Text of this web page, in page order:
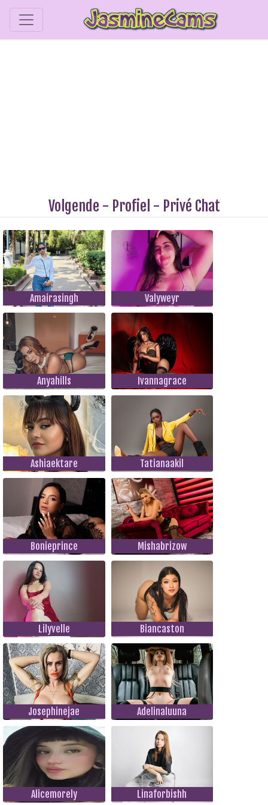
Volgende - Profiel - Privé Chat
Amairasingh Valyweyr
Anyahills Ivannagrace
Ashiaektare Tatianaakil
Bonieprince Mishabrizow
Lilyvelle Biancaston
Josephinejae Adelinaluuna
Alicemorely Linaforbishh